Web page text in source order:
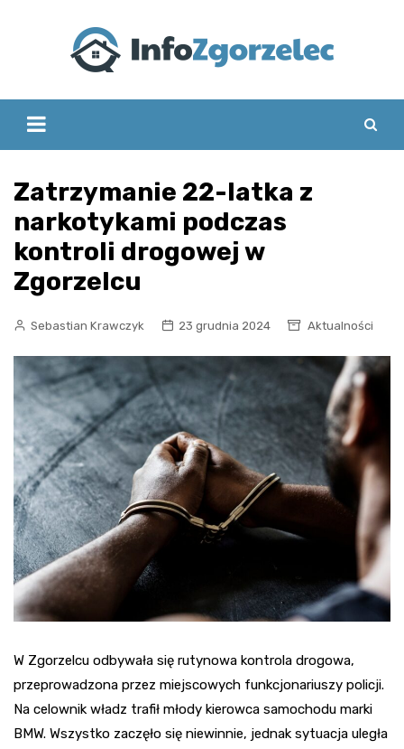
Zatrzymanie 22-latka z
narkotykami podczas
kontroli drogowej w
Zgorzelcu
Sebastian Krawczyk 23 grudnia 2024 Aktualności
W Zgorzelcu odbywała się rutynowa kontrola drogowa,
przeprowadzona przez miejscowych funkcjonariuszy policji.
Na celownik władz trafił młody kierowca samochodu marki
BMW. Wszystko zaczęło się niewinnie, jednak sytuacja uległa